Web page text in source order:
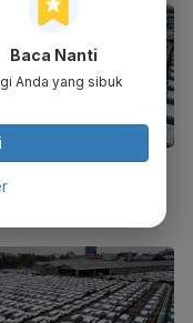
Skandal Keamanan
Astra
Baca Nanti
Anda yang sibuk